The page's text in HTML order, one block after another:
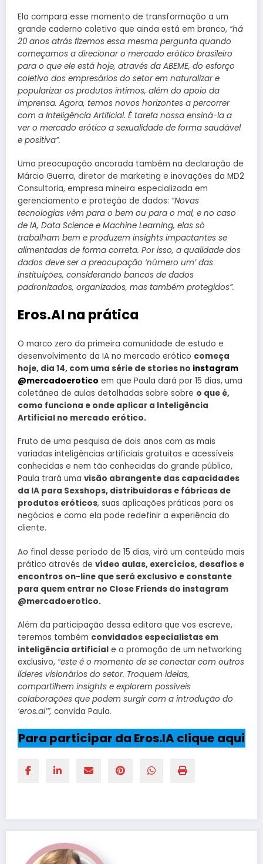
Ela compara esse momento de transformação a um
grande caderno coletivo que ainda está em branco, “há
20 anos atrás fizemos essa mesma pergunta quando
começamos a direcionar o mercado erótico brasileiro
para o que ele está hoje, através da ABEME, do esforço
coletivo dos empresários do setor em naturalizar e
popularizar os produtos íntimos, além do apoio da
imprensa. Agora, temos novos horizontes a percorrer
com a Inteligência Artificial. É tarefa nossa ensiná-la a
ver o mercado erótico a sexualidade de forma saudável
e positiva”.
Uma preocupação ancorada também na declaração de
Márcio Guerra, diretor de marketing e inovações da MD2
Consultoria, empresa mineira especializada em
gerenciamento e proteção de dados: “Novas
tecnologias vêm para o bem ou para o mal, e no caso
de IA, Data Science e Machine Learning, elas só
trabalham bem e produzem insights impactantes se
alimentadas de forma correta. Por isso, a qualidade dos
dados deve ser a preocupação ‘número um’ das
instituições, considerando bancos de dados
padronizados, organizados, mas também protegidos”.
Eros.AI na prática
O marco zero da primeira comunidade de estudo e
desenvolvimento da IA no mercado erótico começa
hoje, dia 14, com uma série de stories no instagram
@mercadoerotico em que Paula dará por 15 dias, uma
coletânea de aulas detalhadas sobre sobre o que é,
como funciona e onde aplicar a Inteligência
Artificial no mercado erótico.
Fruto de uma pesquisa de dois anos com as mais
variadas inteligências artificiais gratuitas e acessíveis
conhecidas e nem tão conhecidas do grande público,
Paula trará uma visão abrangente das capacidades
da IA para Sexshops, distribuidoras e fábricas de
produtos eróticos, suas aplicações práticas para os
negócios e como ela pode redefinir a experiência do
cliente.
Ao final desse período de 15 dias, virá um conteúdo mais
prático através de vídeo aulas, exercícios, desafios e
encontros on-line que será exclusivo e constante
para quem entrar no Close Friends do instagram
@mercadoerotico.
Além da participação dessa editora que vos escreve,
teremos também convidados especialistas em
inteligência artificial e a promoção de um networking
exclusivo, “este é o momento de se conectar com outros
líderes visionários do setor. Troquem ideias,
compartilhem insights e explorem possíveis
colaborações que podem surgir com a introdução do
‘eros.ai’”, convida Paula.
Para participar da Eros.IA clique aqui